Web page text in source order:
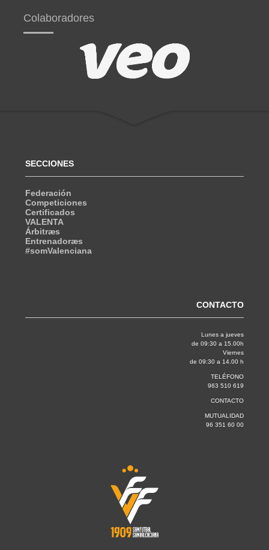
Colaboradores
SECCIONES
Federación
Competiciones
Certificados
VALENTA
Árbitræs
Entrenadoræs
#somValenciana
CONTACTO
Lunes a jueves
de 09:30 a 15.00h
Viernes
de 09:30 a 14.00 h
TELÉFONO
963 510 619
CONTACTO
MUTUALIDAD
96 351 60 00